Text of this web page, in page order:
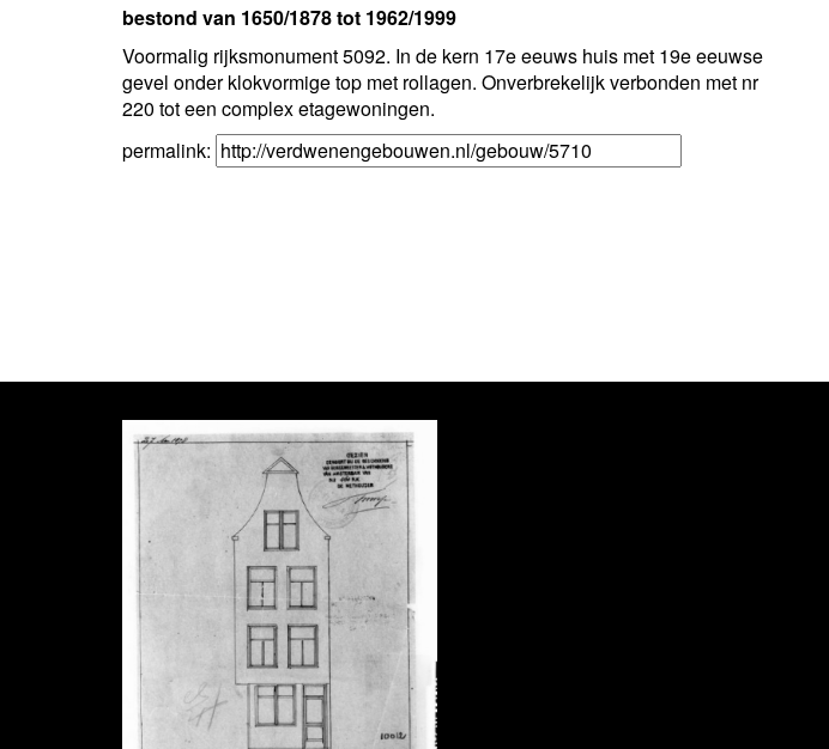
bestond van 1650/1878 tot 1962/1999
Voormalig rijksmonument 5092. In de kern 17e eeuws huis met 19e eeuwse
gevel onder klokvormige top met rollagen. Onverbrekelijk verbonden met nr
220 tot een complex etagewoningen.
permalink: